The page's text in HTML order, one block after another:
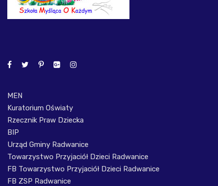
MEN
Kuratorium Oświaty
Rzecznik Praw Dziecka
BIP
Urząd Gminy Radwanice
Towarzystwo Przyjaciół Dzieci Radwanice
FB Towarzystwo Przyjaciół Dzieci Radwanice
FB ZSP Radwanice